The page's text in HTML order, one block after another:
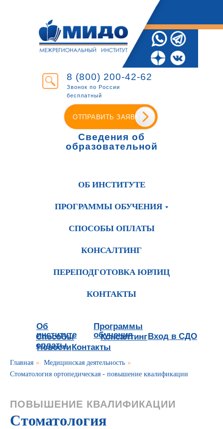
8 (800) 200-42-62
Звонок по России
бесплатный
ОТПРАВИТЬ ЗАЯВКУ
Сведения об
образовательной
ОБ ИНСТИТУТЕ
ПРОГРАММЫ ОБУЧЕНИЯ
СПОСОБЫ ОПЛАТЫ
КОНСАЛТИНГ
ПЕРЕПОДГОТОВКА ЮРЛИЦ
КОНТАКТЫ
Об
институте
Программы
обучения
Способы
оплаты
Консалтинг
Новости
Вход в СДО
Контакты
Главная » Медицинская деятельность »
Стоматология ортопедическая - повышение квалификации
ПОВЫШЕНИЕ КВАЛИФИКАЦИИ
Стоматология